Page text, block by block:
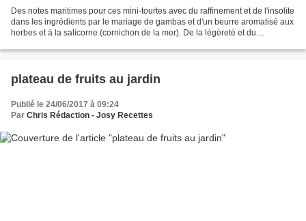
Des notes maritimes pour ces mini-tourtes avec du raffinement et de l'insolite
dans les ingrédients par le mariage de gambas et d'un beurre aromatisé aux
herbes et à la salicorne (cornichon de la mer). De la légèreté et du
plateau de fruits au jardin
Publié le 24/06/2017 à 09:24
Par Chris Rédaction - Josy Recettes